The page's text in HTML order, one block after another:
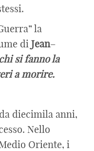
la
di Jean–
si fanno la
a morire.
diecimila anni,
Nello
Oriente, i